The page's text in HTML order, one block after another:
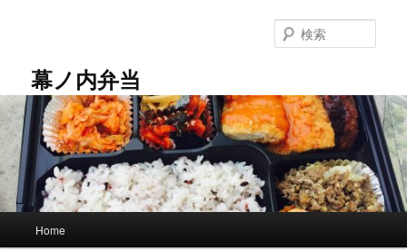
テ
ン
へ
移
動
幕ノ内弁当
索
Home